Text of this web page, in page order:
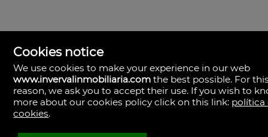
Inverval Inmobiliaria
la bañeza 20
46185 Pobla de Vallbona (la), Valencia
哥伦比亚
Cookies notice
We use cookies to make your experience in our web
www.invervalinmobiliaria.com the best possible. For
reason, we ask you to accept their use. If you wish to
more about our cookies policy click on this link: política
cookies.